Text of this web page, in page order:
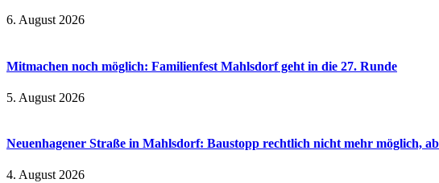
6. August 2026
Mitmachen noch möglich: Familienfest Mahlsdorf geht in die 27. Runde
5. August 2026
Neuenhagener Straße in Mahlsdorf: Baustopp rechtlich nicht mehr möglich,
4. August 2026